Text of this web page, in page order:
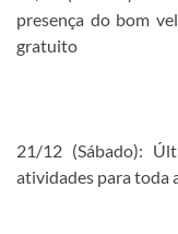
presença do bom
gratuito
21/12 (Sábado):
atividades para toda